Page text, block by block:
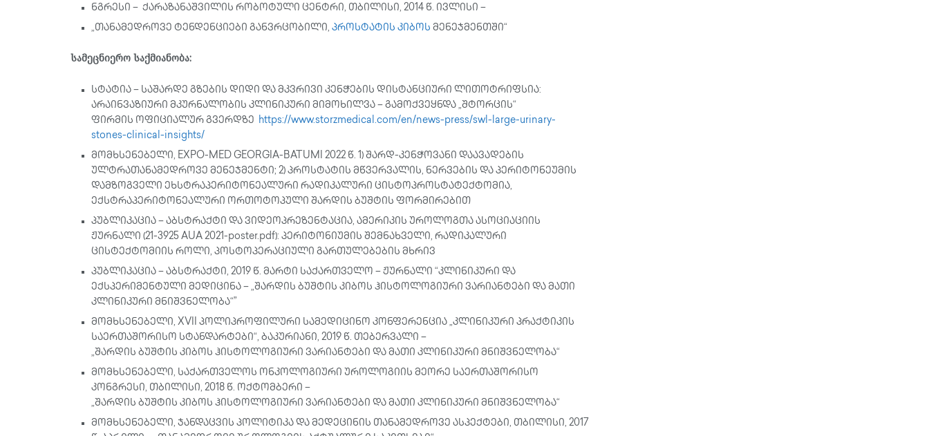
ნგრესი – ქარაზანაშვილის რობოტული ცენტრი, თბილისი, 2014 წ. ივლისი –
„თანამედროვე ტენდენციები განვრცობილი, პროსტატის კიბოს მენეჯმენთში“
სამეცნიერო საქმიანობა:
სტატია – საშარდე გზების დიდი და მკვრივი კენჭების დისტანციური ლითოტრიფსია:
არაინვაზიური მკურნალობის კლინიკური მიმოხილვა – გამოქვეყნდა „შტორცის“
ფირმის ოფიციალურ გვერდზე https://www.storzmedical.com/en/news-press/swl-large-urinary-
stones-clinical-insights/
მომხსენებელი, EXPO-MED GEORGIA-BATUMI 2022 წ. 1) შარდ-კენჭოვანი დაავადების
ულტრათანამედროვე მენეჯმენტი; 2) პროსტატის მწვერვალის, ნერვების და პერიტონეუმის
დამზოგველი ეხსტრაპერიტონეალური რადიკალური ცისტოპროსტატექტომია,
ექსტრაპერიტონეალური ორთოტოპული შარდის ბუშტის ფორმირებით
პუბლიკაცია – აბსტრაქტი და ვიდეოპრეზენტაცია, ამერიკის უროლოგთა ასოციაციის
ჟურნალი (21-3925 AUA 2021-poster.pdf): პერიტონიუმის შემნახველი, რადიკალური
ცისტექტომიის როლი, პოსტოპერაციული გართულებების მხრივ
პუბლიკაცია – აბსტრაქტი, 2019 წ. მარტი საქართველო – ჟურნალი “კლინიკური და
ექსპერიმენტული მედიცინა – „შარდის ბუშტის კიბოს ჰისტოლოგიური ვარიანტები და მათი
კლინიკური მნიშვნელობა“”
მომხსენებელი, XVII პოლიპროფილური სამედიცინო კონფერენცია „კლინიკური პრაქტიკის
საერთაშორისო სტანდარტები“, ბაკურიანი, 2019 წ. თებერვალი –
„შარდის ბუშტის კიბოს ჰისტოლოგიური ვარიანტები და მათი კლინიკური მნიშვნელობა“
მომხსენებელი, საქართველოს ონკოლოგიური უროლოგიის მეორე საერთაშორისო
კონგრესი, თბილისი, 2018 წ. ოქტომბერი –
„შარდის ბუშტის კიბოს ჰისტოლოგიური ვარიანტები და მათი კლინიკური მნიშვნელობა“
მომხსენებელი, ჯანდაცვის პოლიტიკა და მედეცინის თანამედროვე ასპექტები, თბილისი, 2017